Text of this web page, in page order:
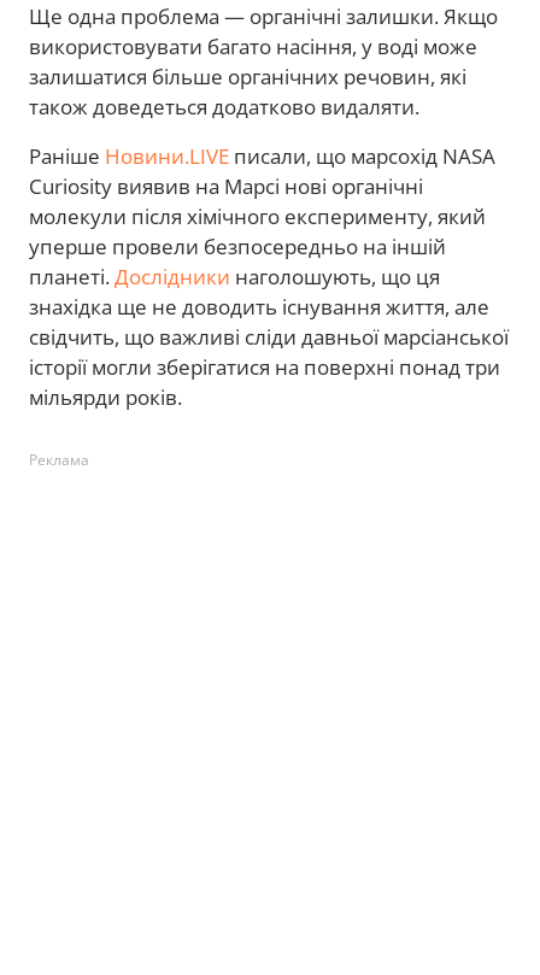
Ще одна проблема — органічні залишки. Якщо
використовувати багато насіння, у воді може
залишатися більше органічних речовин, які
також доведеться додатково видаляти.
Раніше Новини.LIVE писали, що марсохід NASA
Curiosity виявив на Марсі нові органічні
молекули після хімічного експерименту, який
уперше провели безпосередньо на іншій
планеті.Дослідники наголошують, що ця
знахідка ще не доводить існування життя, але
свідчить, що важливі сліди давньої марсіанської
історії могли зберігатися на поверхні понад три
мільярди років.
Реклама